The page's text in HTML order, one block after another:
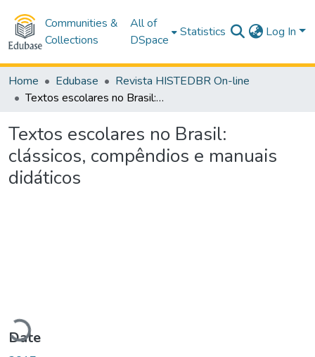
Communities &
Collections
All of
DSpace
Statistics Log In
Home Edubase
Revista HISTEDBR On-line
Textos escolares no Brasil: clássicos, compêndios e manuais didáticos
Textos escolares no Brasil:
clássicos, compêndios e manuais
didáticos
Loading...
Date